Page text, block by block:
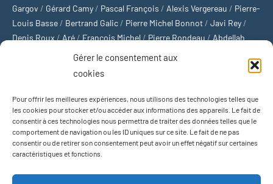
Gérer le consentement aux
cookies
Pour offrir les meilleures expériences, nous utilisons des technologies telles que
les cookies pour stocker et/ou accéder aux informations des appareils. Le fait de
consentir à ces technologies nous permettra de traiter des données telles que le
comportement de navigation ou les ID uniques sur ce site. Le fait de ne pas
consentir ou de retirer son consentement peut avoir un effet négatif sur certaines
caractéristiques et fonctions.
Gargov / Gérard Camy/ Pascal François / Alexis Vergereau / Pierre-
Louis Basse/ Bertrand Galic/ Pierre Michel Bonnot/ Javi Rey/
Denis Roux/Aré/François Michel/Pierre Rondeau/Abdellah
Michaël Delépine Stéphane Mourlane
Football/ Cyclisme/Tous les sports/Jeux olympiques/Rugby/
Basket-ball/Sports US/Boxe/Tennis/Bateaux/Formule 1/
Moto/Natation/Sports d'hiver /Marathon/Trail/Automobile
Baseball/Golf/Athlétisme